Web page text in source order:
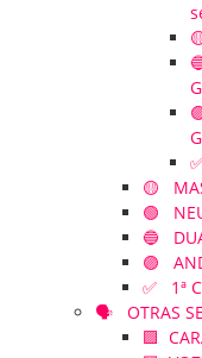
🟡
🟢
🔵
🟣
✅ 1ª
🗣️ OTRAS
🟪